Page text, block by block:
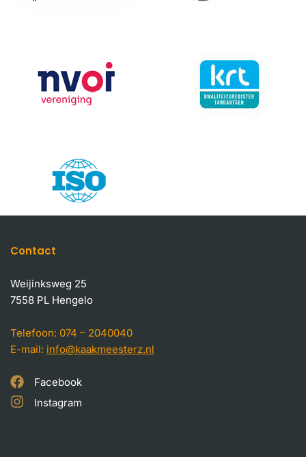
Contact
Weijinksweg 25
7558 PL Hengelo
Telefoon: 074 – 2040040
E-mail: info@kaakmeesterz.nl
Facebook
Instagram